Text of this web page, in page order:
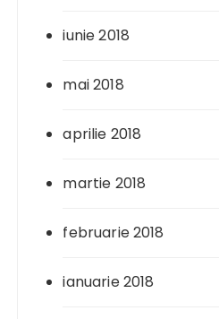
iunie 2018
mai 2018
aprilie 2018
martie 2018
februarie 2018
ianuarie 2018